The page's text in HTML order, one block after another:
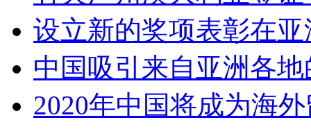
设立新的奖项表彰在
中国吸引来自亚洲各
2020年中国将成为海